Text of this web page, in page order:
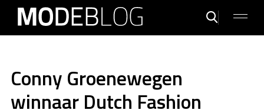
Conny Groenewegen
winnaar Dutch Fashion